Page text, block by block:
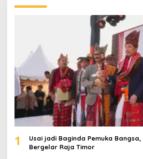
t
1
Usai jadi Baginda Pemuka Bangsa,
Bergelar Raja Timor